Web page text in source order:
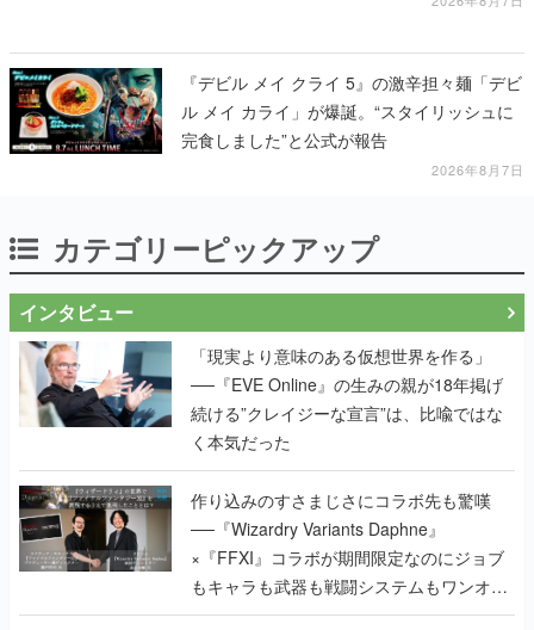
『デビル メイ クライ 5』の激辛担々麺「デビ
ル メイ カライ」が爆誕。“スタイリッシュに
完食しました”と公式が報告
2026年8月7日
カテゴリーピックアップ
インタビュー
「現実より意味のある仮想世界を作る」
──『EVE Online』の生みの親が18年掲げ
続ける”クレイジーな宣言”は、比喩ではな
く本気だった
作り込みのすさまじさにコラボ先も驚嘆
──『Wizardry Variants Daphne』
×『FFXI』コラボが期間限定なのにジョブ
もキャラも武器も戦闘システムもワンオフ
で作り込まれた理由を両ディレクターに聞